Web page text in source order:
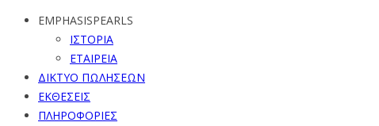
EMPHASISPEARLS
ΙΣΤΟΡΙΑ
ΕΤΑΙΡΕΙΑ
ΔΙΚΤΥΟ ΠΩΛΗΣΕΩΝ
ΕΚΘΕΣΕΙΣ
ΠΛΗΡΟΦΟΡΙΕΣ